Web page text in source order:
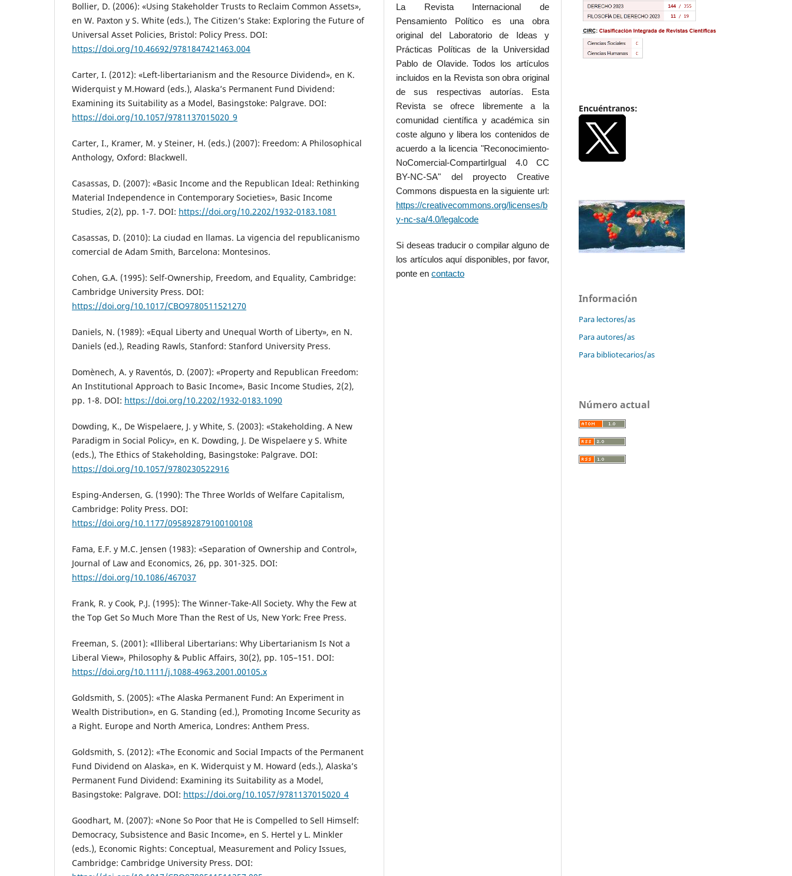
Bollier, D. (2006): «Using Stakeholder Trusts to Reclaim Common Assets»,
en W. Paxton y S. White (eds.), The Citizen’s Stake: Exploring the Future of
Universal Asset Policies, Bristol: Policy Press. DOI:
https://doi.org/10.46692/9781847421463.004
Carter, I. (2012): «Left-libertarianism and the Resource Dividend», en K.
Widerquist y M.Howard (eds.), Alaska’s Permanent Fund Dividend:
Examining its Suitability as a Model, Basingstoke: Palgrave. DOI:
https://doi.org/10.1057/9781137015020_9
Carter, I., Kramer, M. y Steiner, H. (eds.) (2007): Freedom: A Philosophical
Anthology, Oxford: Blackwell.
Casassas, D. (2007): «Basic Income and the Republican Ideal: Rethinking
Material Independence in Contemporary Societies», Basic Income
Studies, 2(2), pp. 1-7. DOI: https://doi.org/10.2202/1932-0183.1081
Casassas, D. (2010): La ciudad en llamas. La vigencia del republicanismo
comercial de Adam Smith, Barcelona: Montesinos.
Cohen, G.A. (1995): Self-Ownership, Freedom, and Equality, Cambridge:
Cambridge University Press. DOI:
https://doi.org/10.1017/CBO9780511521270
Daniels, N. (1989): «Equal Liberty and Unequal Worth of Liberty», en N.
Daniels (ed.), Reading Rawls, Stanford: Stanford University Press.
Domènech, A. y Raventós, D. (2007): «Property and Republican Freedom:
An Institutional Approach to Basic Income», Basic Income Studies, 2(2),
pp. 1-8. DOI: https://doi.org/10.2202/1932-0183.1090
Dowding, K., De Wispelaere, J. y White, S. (2003): «Stakeholding. A New
Paradigm in Social Policy», en K. Dowding, J. De Wispelaere y S. White
(eds.), The Ethics of Stakeholding, Basingstoke: Palgrave. DOI:
https://doi.org/10.1057/9780230522916
Esping-Andersen, G. (1990): The Three Worlds of Welfare Capitalism,
Cambridge: Polity Press. DOI:
https://doi.org/10.1177/095892879100100108
Fama, E.F. y M.C. Jensen (1983): «Separation of Ownership and Control»,
Journal of Law and Economics, 26, pp. 301-325. DOI:
https://doi.org/10.1086/467037
Frank, R. y Cook, P.J. (1995): The Winner-Take-All Society. Why the Few at
the Top Get So Much More Than the Rest of Us, New York: Free Press.
Freeman, S. (2001): «Illiberal Libertarians: Why Libertarianism Is Not a
Liberal View», Philosophy & Public Affairs, 30(2), pp. 105–151. DOI:
https://doi.org/10.1111/j.1088-4963.2001.00105.x
Goldsmith, S. (2005): «The Alaska Permanent Fund: An Experiment in
Wealth Distribution», en G. Standing (ed.), Promoting Income Security as
a Right. Europe and North America, Londres: Anthem Press.
Goldsmith, S. (2012): «The Economic and Social Impacts of the Permanent
Fund Dividend on Alaska», en K. Widerquist y M. Howard (eds.), Alaska’s
Permanent Fund Dividend: Examining its Suitability as a Model,
Basingstoke: Palgrave. DOI: https://doi.org/10.1057/9781137015020_4
Goodhart, M. (2007): «None So Poor that He is Compelled to Sell Himself:
Democracy, Subsistence and Basic Income», en S. Hertel y L. Minkler
(eds.), Economic Rights: Conceptual, Measurement and Policy Issues,
Cambridge: Cambridge University Press. DOI:
La Revista Internacional de
Pensamiento Político es una obra
original del Laboratorio de Ideas y
Prácticas Políticas de la Universidad
Pablo de Olavide. Todos los artículos
incluidos en la Revista son obra original
de sus respectivas autorías. Esta
Revista se ofrece libremente a la
comunidad científica y académica sin
coste alguno y libera los contenidos de
acuerdo a la licencia "Reconocimiento-
NoComercial-CompartirIgual 4.0 CC
BY-NC-SA" del proyecto Creative
Commons dispuesta en la siguiente url:
https://creativecommons.org/licenses/b
y-nc-sa/4.0/legalcode
Si deseas traducir o compilar alguno de
los artículos aquí disponibles, por favor,
ponte encontacto
Encuéntranos:
Información
Para lectores/as
Para autores/as
Para bibliotecarios/as
Número actual